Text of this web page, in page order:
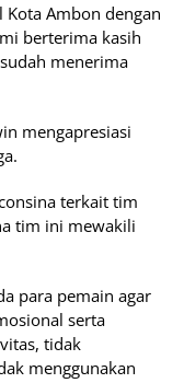
Ambon dengan
berterima kasih
menerima
mengapresiasi
terkait tim
tim ini mewakili
para pemain agar
serta
tidak
menggunakan